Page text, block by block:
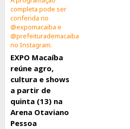
EXPO Macaíba
reúne agro,
cultura e shows
a partir de
quinta (13) na
Arena Otaviano
Pessoa